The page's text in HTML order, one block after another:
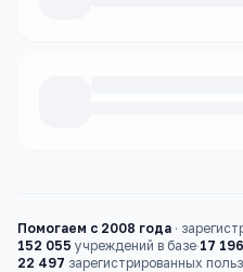
Помогаем с 2008 года ·
152 055 учреждений в базе·17 196
22 497 зарегистрированных